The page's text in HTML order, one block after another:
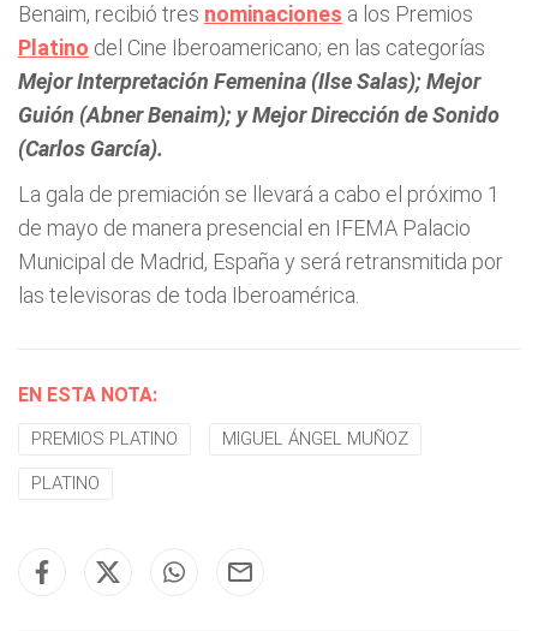
Benaim, recibió tres nominaciones a los Premios
Platino del Cine Iberoamericano; en las categorías
Mejor Interpretación Femenina (Ilse Salas); Mejor
Guión (Abner Benaim); y Mejor Dirección de Sonido
(Carlos García).
La gala de premiación se llevará a cabo el próximo 1
de mayo de manera presencial en IFEMA Palacio
Municipal de Madrid, España y será retransmitida por
las televisoras de toda Iberoamérica.
EN ESTA NOTA:
PREMIOS PLATINO MIGUEL ÁNGEL MUÑOZ
PLATINO